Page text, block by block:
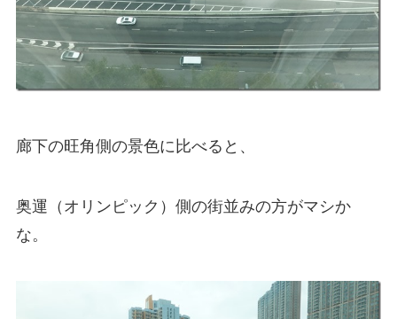
廊下の旺角側の景色に比べると、
奥運（オリンピック）側の街並みの方がマシか
な。